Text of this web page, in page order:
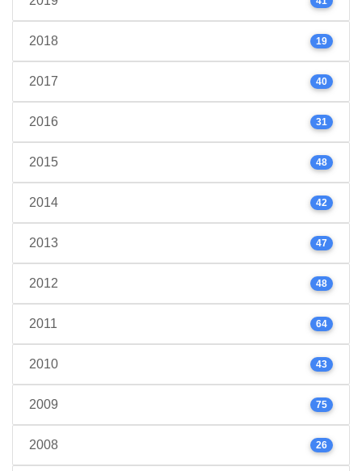
2018 19
2017 40
2016 31
2015 48
2014 42
2013 47
2012 48
2011 64
2010 43
2009 75
2008 26